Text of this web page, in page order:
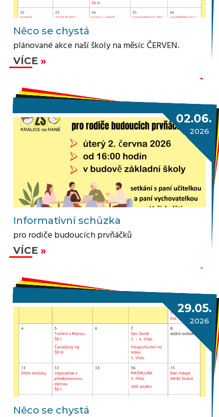
Něco se chystá
plánované akce naší školy na měsíc ČERVEN.
VÍCE
02.06.
2026
Informativní schůzka
pro rodiče budoucích prvňáčků
VÍCE
29.05.
2026
Něco se chystá